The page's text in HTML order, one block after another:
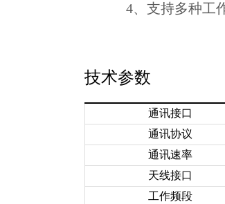
4、支持多种工
技术参数
通讯接口
通讯协议
通讯速率
天线接口
工作频段